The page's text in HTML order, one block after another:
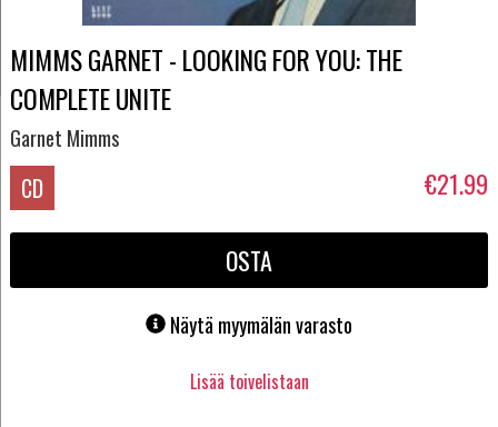
MIMMS GARNET - LOOKING FOR YOU: THE
COMPLETE UNITE
Garnet Mimms
CD €21.99
OSTA
Näytä myymälän varasto
Lisää toivelistaan